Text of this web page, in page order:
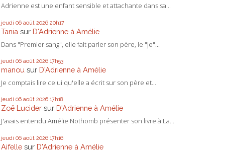
Adrienne est une enfant sensible et attachante dans sa...
jeudi 06 août 2026 20h17
Tania sur D'Adrienne à Amélie
Dans "Premier sang", elle fait parler son père, le "je"...
jeudi 06 août 2026 17h53
manou sur D'Adrienne à Amélie
Je comptais lire celui qu'elle a écrit sur son père et...
jeudi 06 août 2026 17h18
Zoë Lucider sur D'Adrienne à Amélie
J'avais entendu Amélie Nothomb présenter son livre à La...
jeudi 06 août 2026 17h16
Aifelle sur D'Adrienne à Amélie